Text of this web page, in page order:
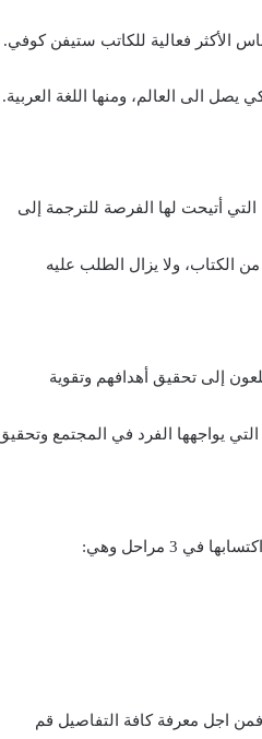
الأكثر فعالية للكاتب ستيفن كوفي.
يصل الى العالم، ومنها اللغة العربية.
التي أتيحت لها الفرصة للترجمة إلى
كبيرا، وتم بيع أكثر من 15 مليون نسخة من الكتاب، ولا يزال الطلب عليه
إلى تحقيق أهدافهم وتقوية
يواجهها الفرد في المجتمع
3 مراحل وهي:
اجل معرفة كافة التفاصيل قم